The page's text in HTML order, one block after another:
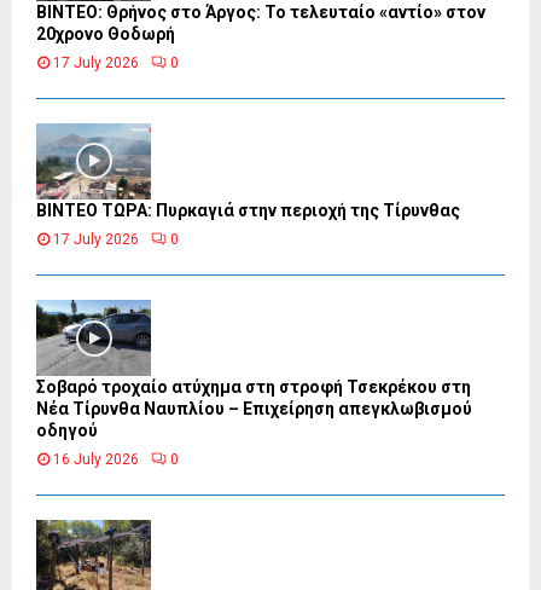
ΒΙΝΤΕΟ: Θρήνος στο Άργος: Το τελευταίο «αντίο» στον
20χρονο Θοδωρή
17 July 2026 0
ΒΙΝΤΕΟ ΤΩΡΑ: Πυρκαγιά στην περιοχή της Τίρυνθας
17 July 2026 0
Σοβαρό τροχαίο ατύχημα στη στροφή Τσεκρέκου στη
Νέα Τίρυνθα Ναυπλίου – Επιχείρηση απεγκλωβισμού
οδηγού
16 July 2026 0